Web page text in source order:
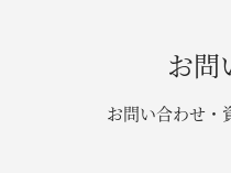
お問
お問い合わせ・